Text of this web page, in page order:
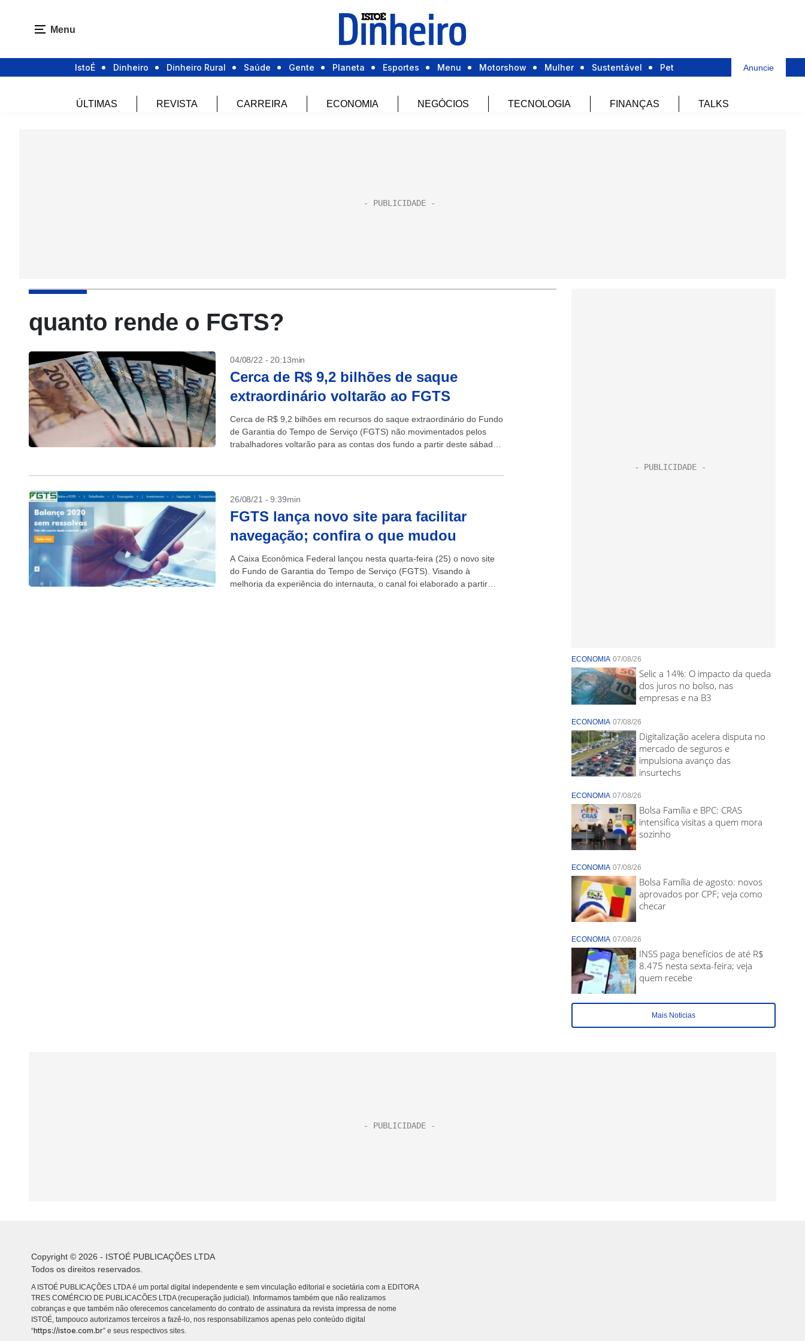
Menu
IstoÉ Dinheiro Dinheiro Rural Saúde Gente Planeta Esportes Menu Motorshow Mulher Sustentável Pet Anuncie
ÚLTIMAS REVISTA CARREIRA ECONOMIA NEGÓCIOS TECNOLOGIA FINANÇAS TALKS
quanto rende o FGTS?
04/08/22 - 20:13min
Cerca de R$ 9,2 bilhões de saque
extraordinário voltarão ao FGTS
Cerca de R$ 9,2 bilhões em recursos do saque extraordinário do Fundo
de Garantia do Tempo de Serviço (FGTS) não movimentados pelos
trabalhadores voltarão para as contas dos fundo a partir deste sábado
26/08/21 - 9:39min
FGTS lança novo site para facilitar
navegação; confira o que mudou
A Caixa Econômica Federal lançou nesta quarta-feira (25) o novo site
do Fundo de Garantia do Tempo de Serviço (FGTS). Visando à
melhoria da experiência do internauta, o canal foi elaborado a partir
ECONOMIA 07/08/26
Selic a 14%: O impacto da queda
dos juros no bolso, nas
empresas e na B3
ECONOMIA 07/08/26
Digitalização acelera disputa no
mercado de seguros e
impulsiona avanço das
insurtechs
ECONOMIA 07/08/26
Bolsa Família e BPC: CRAS
intensifica visitas a quem mora
sozinho
ECONOMIA 07/08/26
Bolsa Família de agosto: novos
aprovados por CPF; veja como
checar
ECONOMIA 07/08/26
INSS paga benefícios de até R$
8.475 nesta sexta-feira; veja
quem recebe
Mais Noticias
Copyright © 2026 - ISTOÉ PUBLICAÇÕES LTDA
Todos os direitos reservados.
A ISTOÉ PUBLICAÇÕES LTDA é um portal digital independente e sem vinculação editorial e societária com a EDITORA
TRES COMÉRCIO DE PUBLICACÕES LTDA (recuperação judicial). Informamos também que não realizamos
cobranças e que também não oferecemos cancelamento do contrato de assinatura da revista impressa de nome
ISTOÉ, tampouco autorizamos terceiros a fazê-lo, nos responsabilizamos apenas pelo conteúdo digital
“https://istoe.com.br” e seus respectivos sites.